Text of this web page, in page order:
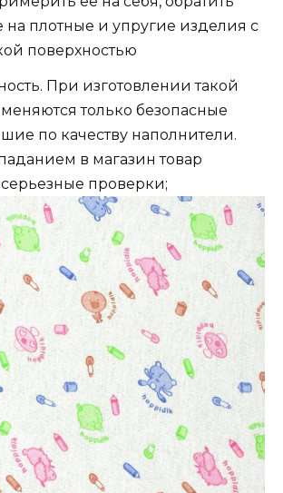
плотные и упругие изделия с
поверхностью
При изготовлении такой
только безопасные
по качеству наполнители.
в магазин товар
проверки;